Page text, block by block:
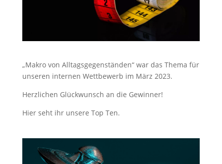
„Makro von Alltagsgegenständen“ war das Thema für
unseren internen Wettbewerb im März 2023.
Herzlichen Glückwunsch an die Gewinner!
Hier seht ihr unsere Top Ten.